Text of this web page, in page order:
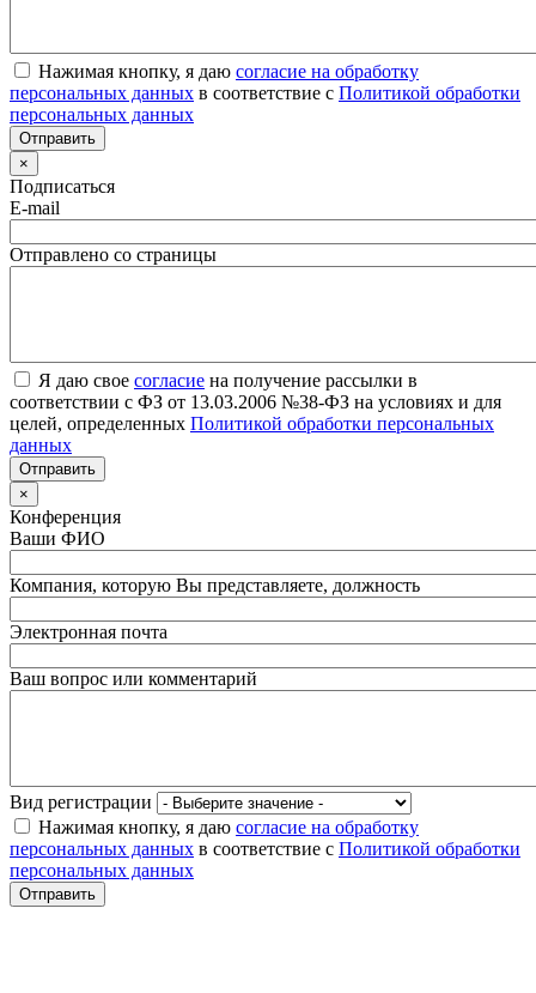
Нажимая кнопку, я даю согласие на обработку
персональных данных в соответствие с Политикой обработки
персональных данных
×
Подписаться
E-mail
Отправлено со страницы
Я даю свое согласие на получение рассылки в
соответствии с ФЗ от 13.03.2006 №38-ФЗ на условиях и для
целей, определенных Политикой обработки персональных
данных
×
Конференция
Ваши ФИО
Компания, которую Вы представляете, должность
Электронная почта
Ваш вопрос или комментарий
Вид регистрации
Нажимая кнопку, я даю согласие на обработку
персональных данных в соответствие с Политикой обработки
персональных данных